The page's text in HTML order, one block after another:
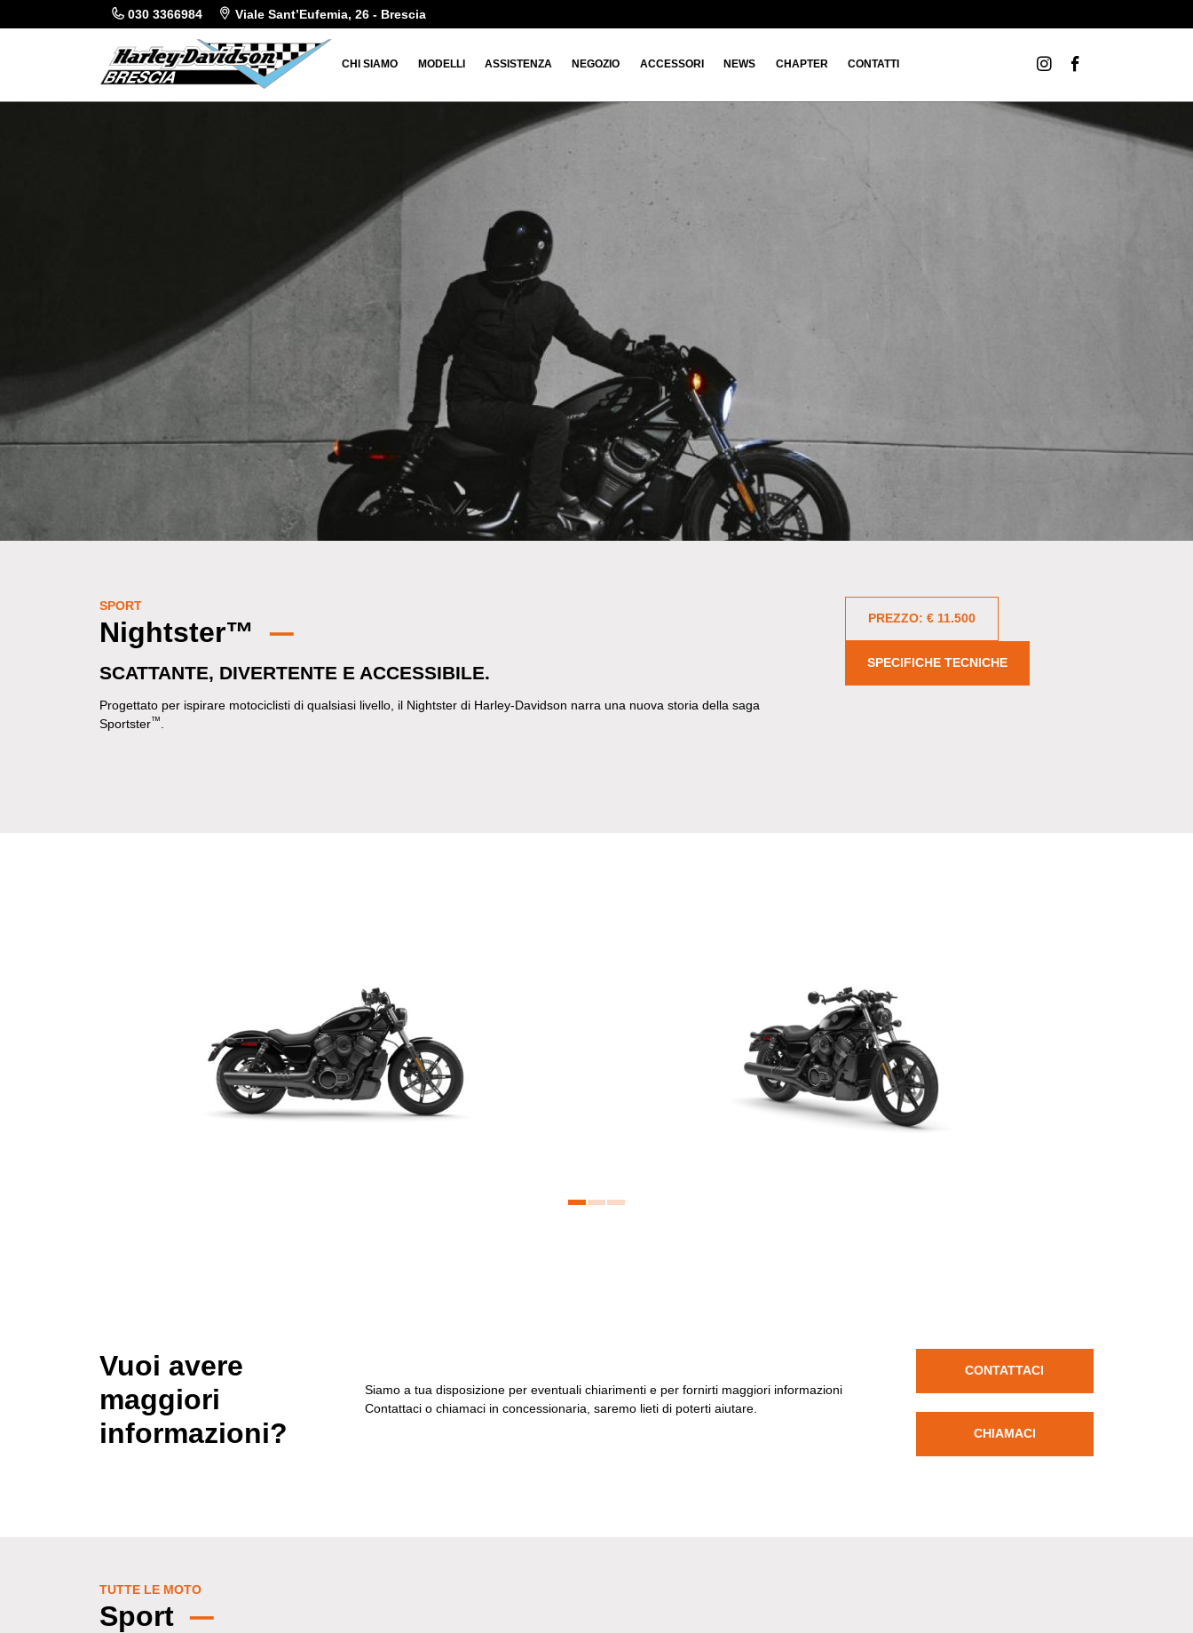
030 3366984 Viale Sant’Eufemia, 26 - Brescia
CHI SIAMO MODELLI ASSISTENZA NEGOZIO ACCESSORI NEWS CHAPTER CONTATTI
SPORT
Nightster™
SCATTANTE, DIVERTENTE E ACCESSIBILE.
Progettato per ispirare motociclisti di qualsiasi livello, il Nightster di Harley-Davidson narra una nuova storia della saga
Sportster™
PREZZO: € 11.500
SPECIFICHE TECNICHE
Vuoi avere
maggiori
informazioni?
Siamo a tua disposizione per eventuali chiarimenti e per fornirti maggiori informazioni
Contattaci o chiamaci in concessionaria, saremo lieti di poterti aiutare.
CONTATTACI
CHIAMACI
TUTTE LE MOTO
Sport